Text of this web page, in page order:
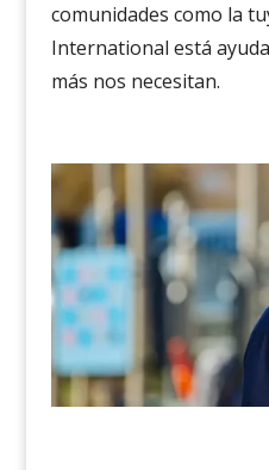
comunidades como la
International está
más nos necesitan.